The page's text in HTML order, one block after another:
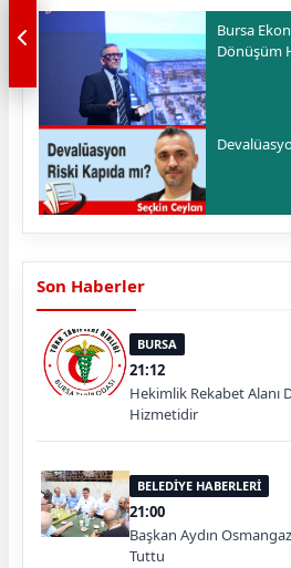
Bursa
Dönüşüm
Son Haberler
BURSA
21:12
Hekimlik Rekabet Alanı
Hizmetidir
BELEDİYE HABERLERİ
21:00
Başkan Aydın
Tuttu